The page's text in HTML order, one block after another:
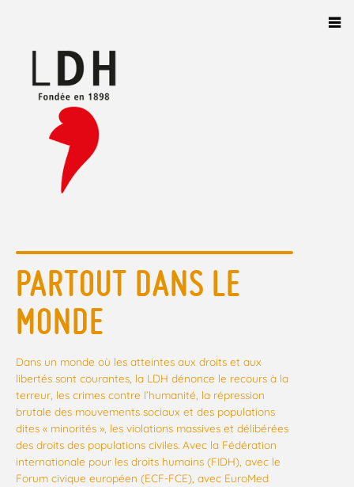
PARTOUT DANS LE
MONDE
Dans un monde où les atteintes aux droits et aux
libertés sont courantes, la LDH dénonce le recours à la
terreur, les crimes contre l’humanité, la répression
brutale des mouvements sociaux et des populations
dites « minorités », les violations massives et délibérées
des droits des populations civiles. Avec la Fédération
internationale pour les droits humains (FIDH), avec le
Forum civique européen (ECF-FCE), avec EuroMed